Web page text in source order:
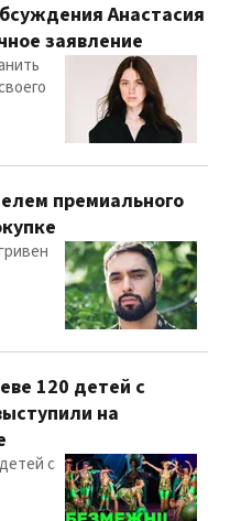
Анастасия
заявление
премиального
120 детей с
на
с